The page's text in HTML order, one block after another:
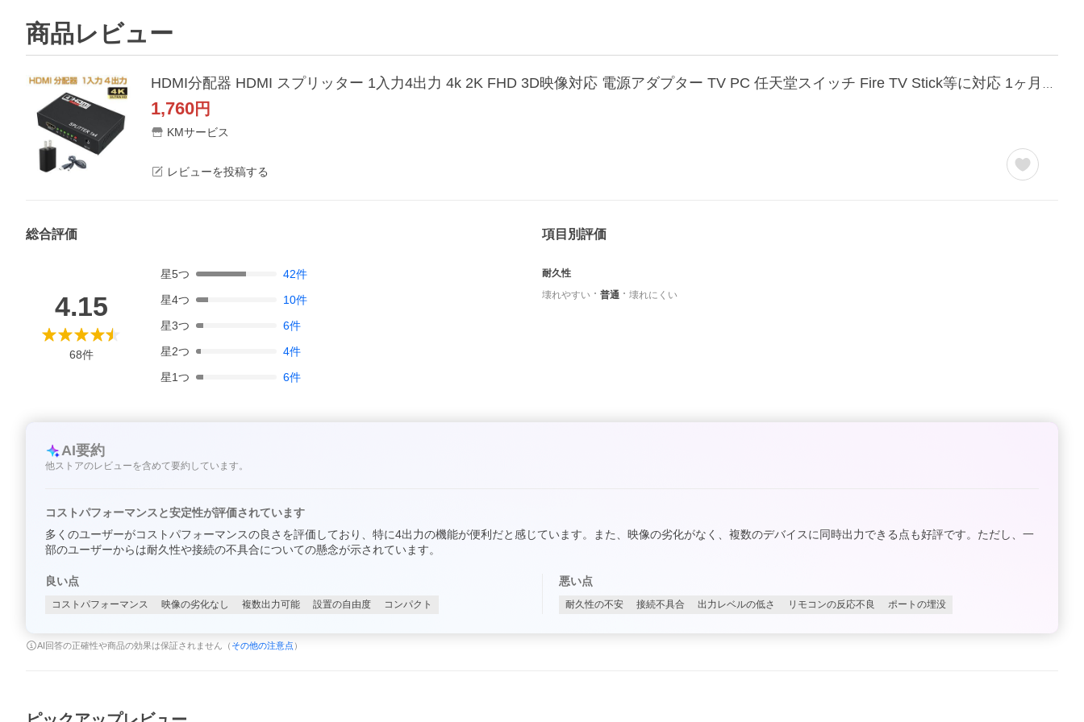
商品レビュー
1,760円
KMサービス
レビューを投稿する
総合評価
4.15
68件
星5つ 42件
星4つ 10件
星3つ 6件
星2つ 4件
星1つ 6件
項目別評価
耐久性
壊れやすい
普通 壊れにくい
AI要約
他ストアのレビューを含めて要約しています。
コストパフォーマンスと安定性が評価されています
多くのユーザーがコストパフォーマンスの良さを評価しており、特に4出力の機能が便利だと感じています。また、映像の劣化がなく、複数のデバイスに同時出力できる点も好評です。ただし、一
部のユーザーからは耐久性や接続の不具合についての懸念が示されています。
良い点
コストパフォーマンス 映像の劣化なし 複数出力可能 設置の自由度 コンパクト
悪い点
耐久性の不安 接続不具合 出力レベルの低さ リモコンの反応不良 ポートの埋没
AI回答の正確性や商品の効果は保証されません（ その他の注意点 ）